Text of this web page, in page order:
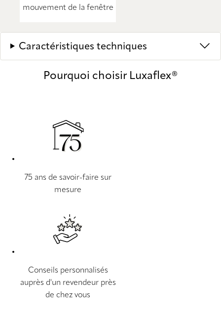
mouvement de la fenêtre
Caractéristiques techniques
Pourquoi choisir Luxaflex®
75 ans de savoir-faire sur
mesure
Conseils personnalisés
auprès d'un revendeur près
de chez vous